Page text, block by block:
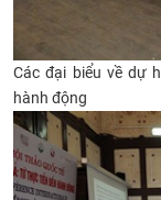
Các đại biểu về dự
hành động